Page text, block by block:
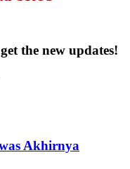
the new updates!
Akhirnya